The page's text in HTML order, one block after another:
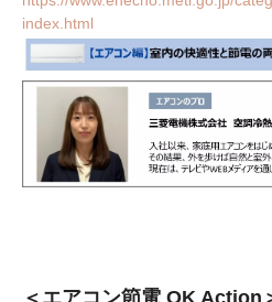
index.html